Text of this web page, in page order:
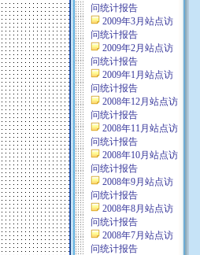
问统计报告
2009年3月站点访
问统计报告
2009年2月站点访
问统计报告
2009年1月站点访
问统计报告
2008年12月站点访
问统计报告
2008年11月站点访
问统计报告
2008年10月站点访
问统计报告
2008年9月站点访
问统计报告
2008年8月站点访
问统计报告
2008年7月站点访
问统计报告